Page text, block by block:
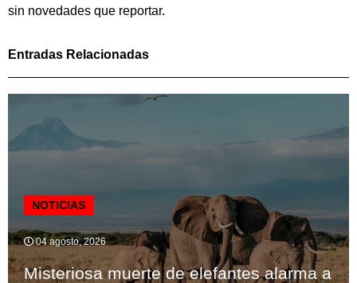
sin novedades que reportar.
Entradas Relacionadas
NOTICIAS
04 agosto, 2026
Misteriosa muerte de elefantes alarma a